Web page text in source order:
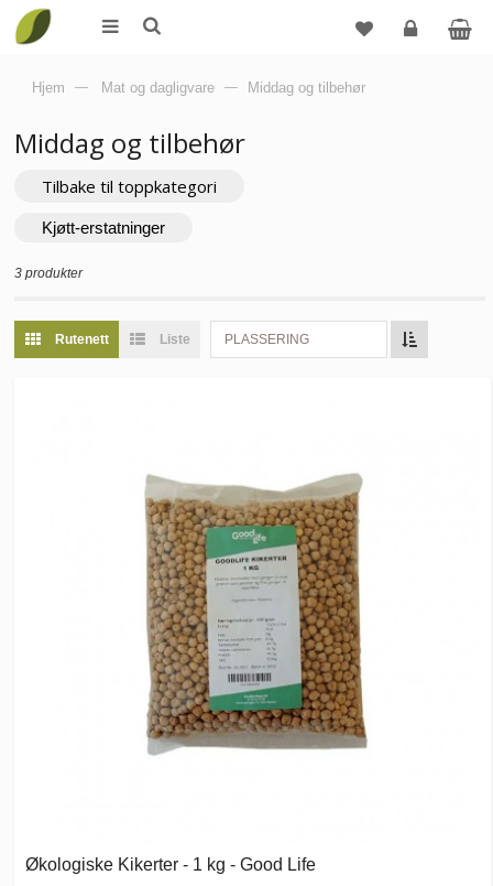
Hjem — Mat og dagligvare — Middag og tilbehør
Middag og tilbehør
Tilbake til toppkategori
Kjøtt-erstatninger
3 produkter
Rutenett Liste PLASSERING
Økologiske Kikerter - 1 kg - Good Life